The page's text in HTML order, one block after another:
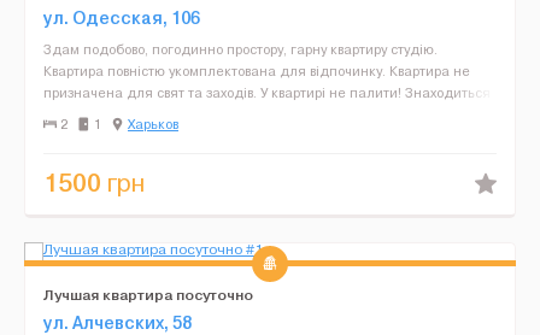
ул. Одесская, 106
Здам подобово, погодинно простору, гарну квартиру студію.
Квартира повністю укомплектована для відпочинку. Квартира не
призначена для свят та заходів. У квартирі не палити! Знаходиться
на Одеській, транспорт поряд, супермаркети ...
2 1 Харьков
1500 грн
Лучшая квартира посуточно
ул. Алчевских, 58